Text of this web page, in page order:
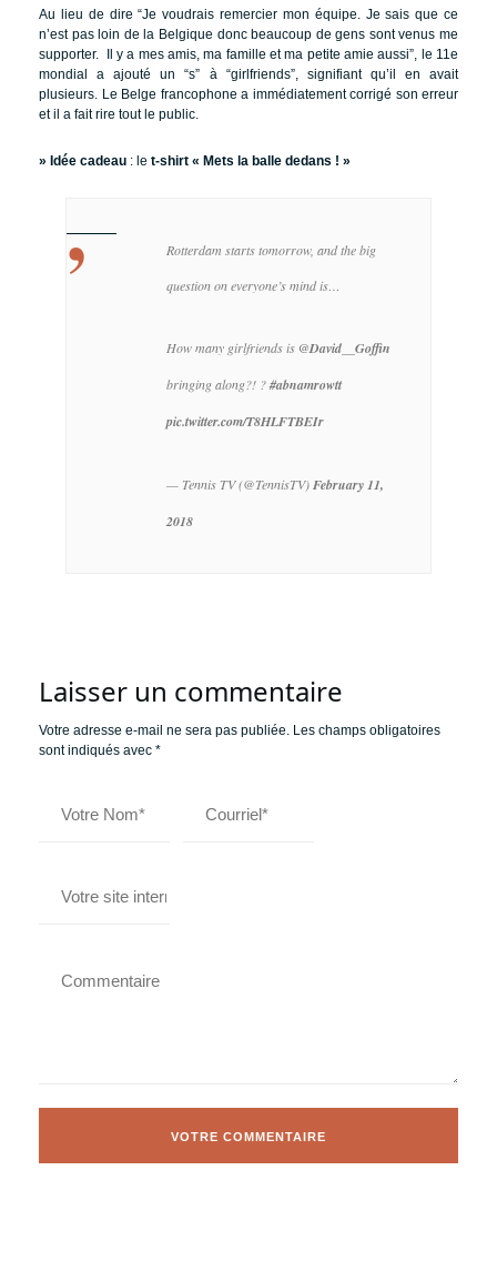
Au lieu de dire “Je voudrais remercier mon équipe. Je sais que ce
n’est pas loin de la Belgique donc beaucoup de gens sont venus me
supporter. Il y a mes amis, ma famille et ma petite amie aussi”, le 11e
mondial a ajouté un “s” à “girlfriends”, signifiant qu’il en avait
plusieurs. Le Belge francophone a immédiatement corrigé son erreur
et il a fait rire tout le public.
» Idée cadeau : le t-shirt « Mets la balle dedans ! »
Rotterdam starts tomorrow, and the big
question on everyone’s mind is…
How many girlfriends is @David__Goffin
bringing along?! ?#abnamrowtt
pic.twitter.com/T8HLFTBEIr
— Tennis TV (@TennisTV)February 11,
2018
Laisser un commentaire
Votre adresse e-mail ne sera pas publiée. Les champs obligatoires
sont indiqués avec *